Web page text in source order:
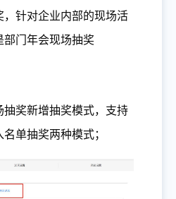
，针对企业内部的现场活
门年会现场抽奖
抽奖新增抽奖模式，支持
单抽奖两种模式；